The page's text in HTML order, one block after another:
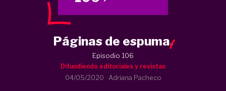
Páginas de espuma.
Episodio 106
Difundiendo editoriales y revistas
04/05/2020 · Adriana Pacheco